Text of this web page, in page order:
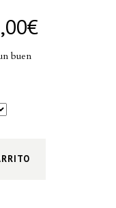
€Rango
de
buen